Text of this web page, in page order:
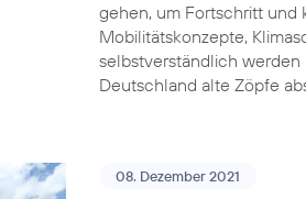
gehen, um Fortschritt und
Mobilitätskonzepte,
selbstverständlich werden
Deutschland alte Zöpfe
08. Dezember 2021